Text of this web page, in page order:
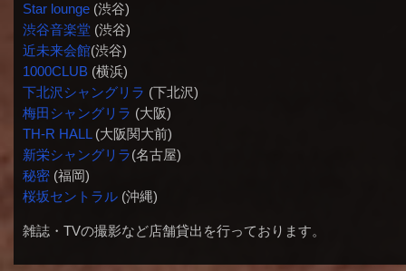
Star lounge(渋谷)
渋谷音楽堂(渋谷)
近未来会館(渋谷)
1000CLUB(横浜)
下北沢シャングリラ (下北沢)
梅田シャングリラ (大阪)
TH-R HALL(大阪関大前)
新栄シャングリラ(名古屋)
秘密(福岡)
桜坂セントラル(沖縄)
雑誌・TVの撮影など店舗貸出を行っております。